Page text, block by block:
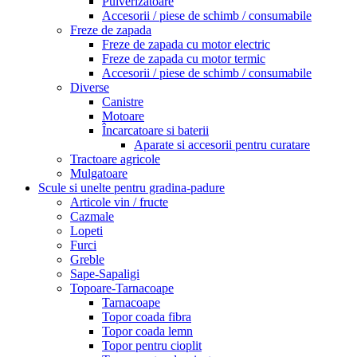
Accesorii / piese de schimb / consumabile
Freze de zapada
Freze de zapada cu motor electric
Freze de zapada cu motor termic
Accesorii / piese de schimb / consumabile
Diverse
Canistre
Motoare
Încarcatoare si baterii
Aparate si accesorii pentru curatare
Tractoare agricole
Mulgatoare
Scule si unelte pentru gradina-padure
Articole vin / fructe
Cazmale
Lopeti
Furci
Greble
Sape-Sapaligi
Topoare-Tarnacoape
Tarnacoape
Topor coada fibra
Topor coada lemn
Topor pentru cioplit